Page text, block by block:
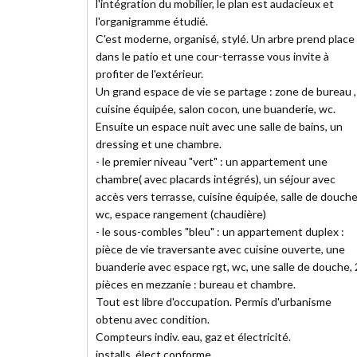
l'intégration du mobilier, le plan est audacieux et
l'organigramme étudié.
C'est moderne, organisé, stylé. Un arbre prend place
dans le patio et une cour-terrasse vous invite à
profiter de l'extérieur.
Un grand espace de vie se partage : zone de bureau ,
cuisine équipée, salon cocon, une buanderie, wc.
Ensuite un espace nuit avec une salle de bains, un
dressing et une chambre.
- le premier niveau "vert" : un appartement une
chambre( avec placards intégrés), un séjour avec
accès vers terrasse, cuisine équipée, salle de
wc, espace rangement (chaudière)
- le sous-combles "bleu" : un appartement duplex :
pièce de vie traversante avec cuisine ouverte, une
buanderie avec espace rgt, wc, une salle de douche,
pièces en mezzanie : bureau et chambre.
Tout est libre d'occupation. Permis d'urbanisme
obtenu avec condition.
Compteurs indiv. eau, gaz et électricité.
installs. élect conforme